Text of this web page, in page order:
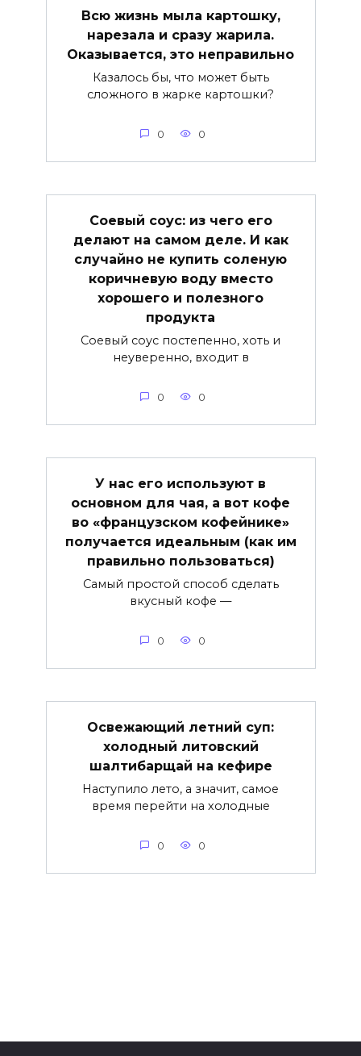
Всю жизнь мыла картошку,
нарезала и сразу жарила.
Оказывается, это неправильно
Казалось бы, что может быть
сложного в жарке картошки?
0 0
Соевый соус: из чего его
делают на самом деле. И как
случайно не купить соленую
коричневую воду вместо
хорошего и полезного
продукта
Соевый соус постепенно, хоть и
неуверенно, входит в
0 0
У нас его используют в
основном для чая, а вот кофе
во «французском кофейнике»
получается идеальным (как им
правильно пользоваться)
Самый простой способ сделать
вкусный кофе —
0 0
Освежающий летний суп:
холодный литовский
шалтибарщай на кефире
Наступило лето, а значит, самое
время перейти на холодные
0 0